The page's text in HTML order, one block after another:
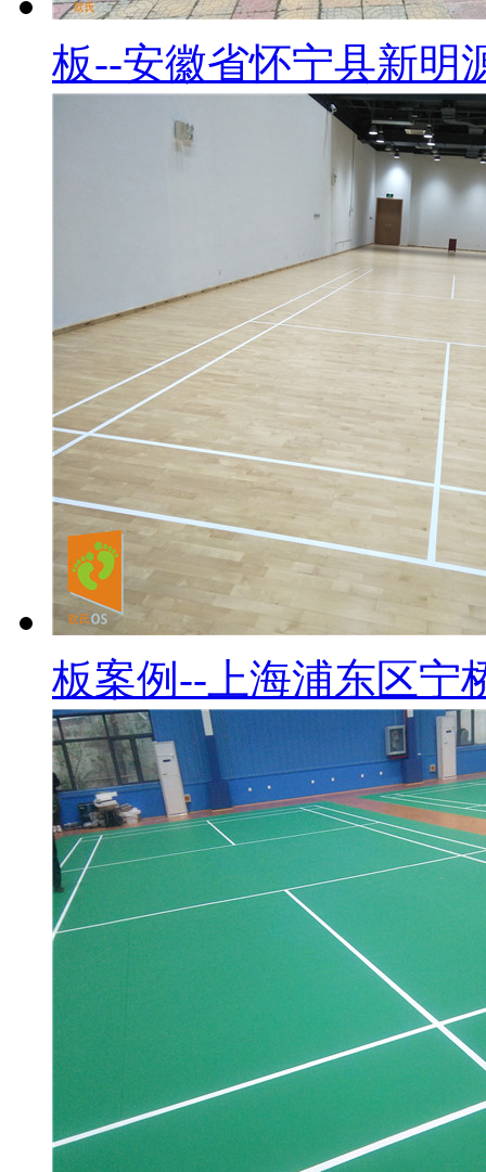
板--安徽省怀宁县新明
板案例--上海浦东区宁